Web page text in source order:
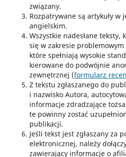
związany.
Rozpatrywane są artykuły w
angielskim.
Wszystkie nadesłane teksty,
się w zakresie
które spełniają wysokie
kierowane do podwójnie
zewnętrznej (formularz
Z tekstu zgłaszanego do
i nazwisko Autora,
informacje zdradzające
te powinny zostać
publikacji.
Jeśli tekst jest zgłaszany za
elektronicznej, należy
zawierający informacje o